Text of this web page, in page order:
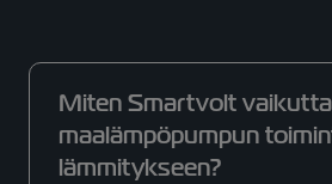
Miten Smartvolt
maalämpöpumpun
lämmitykseen?